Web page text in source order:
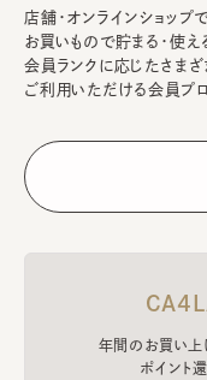
店舗・オンラインショップ
お買いもので貯まる・使え
会員ランクに応じたさま
ご利用いただける会員プ
年間のお買い上
ポイント